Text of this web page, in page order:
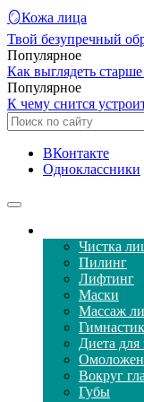
🪞Кожа лица
Твой безупречный
Популярное
Как выглядеть
Популярное
К чему снится
ВКонтакте
Одноклассники
Чистка
Пилинг
Лифтинг
Маски
Массаж
Диета для
Вокруг
Губы